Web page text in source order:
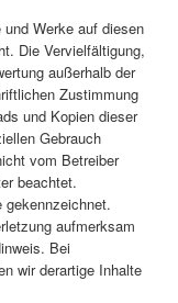
Werke auf diesen
Die Vervielfältigung,
außerhalb der
Zustimmung
und Kopien dieser
Gebrauch
vom Betreiber
beachtet.
gekennzeichnet.
aufmerksam
Bei
wir derartige Inhalte